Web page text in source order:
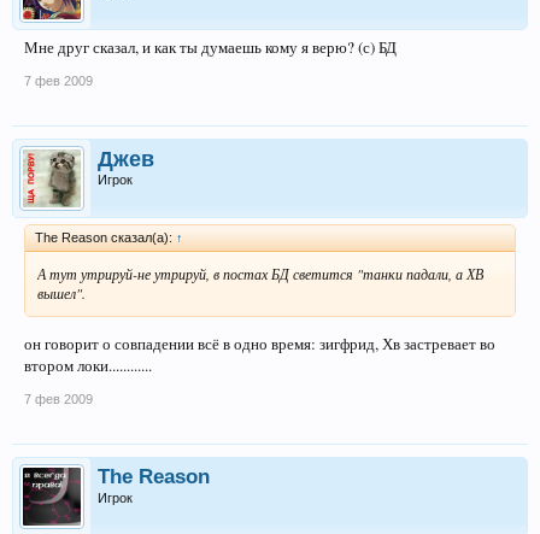
Мне друг сказал, и как ты думаешь кому я верю? (с) БД
7 фев 2009
Джев
Игрок
The Reason сказал(а): ↑
А тут утрируй-не утрируй, в постах БД светится "танки падали, а ХВ
вышел".
он говорит о совпадении всё в одно время: зигфрид, Хв застревает во
втором локи............
7 фев 2009
The Reason
Игрок